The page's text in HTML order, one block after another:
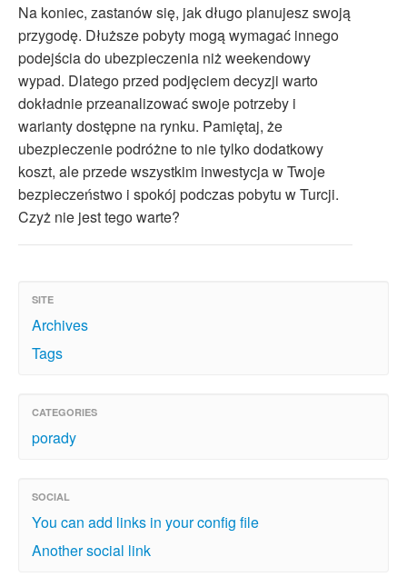
Na koniec, zastanów się, jak długo planujesz swoją
przygodę. Dłuższe pobyty mogą wymagać innego
podejścia do ubezpieczenia niż weekendowy
wypad. Dlatego przed podjęciem decyzji warto
dokładnie przeanalizować swoje potrzeby i
warianty dostępne na rynku. Pamiętaj, że
ubezpieczenie podróżne to nie tylko dodatkowy
koszt, ale przede wszystkim inwestycja w Twoje
bezpieczeństwo i spokój podczas pobytu w Turcji.
Czyż nie jest tego warte?
SITE
Archives
Tags
CATEGORIES
porady
SOCIAL
You can add links in your config file
Another social link